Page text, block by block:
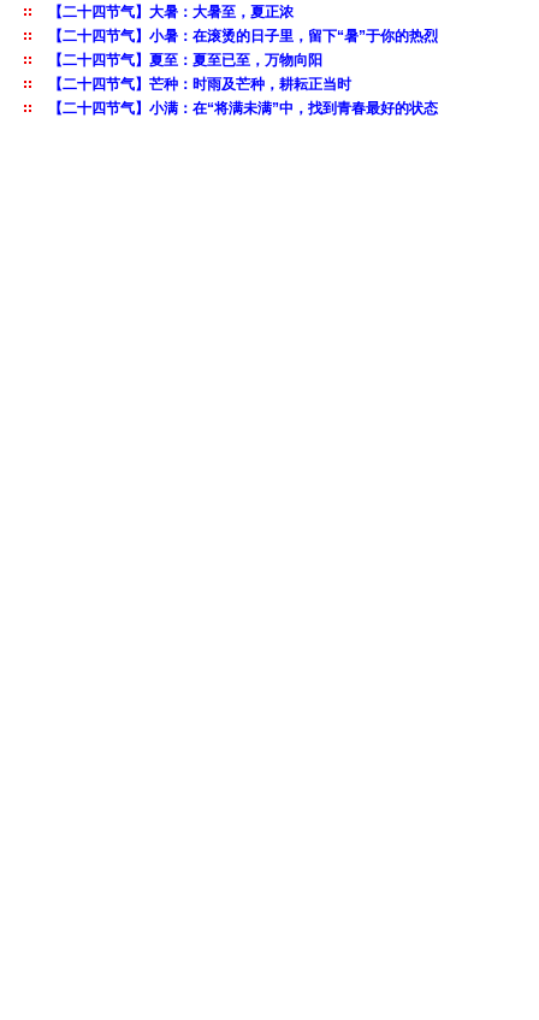
【二十四节气】大暑：大暑至，夏正浓
【二十四节气】小暑：在滚烫的日子里，留下“暑”于你的热烈
【二十四节气】夏至：夏至已至，万物向阳
【二十四节气】芒种：时雨及芒种，耕耘正当时
【二十四节气】小满：在“将满未满”中，找到青春最好的状态